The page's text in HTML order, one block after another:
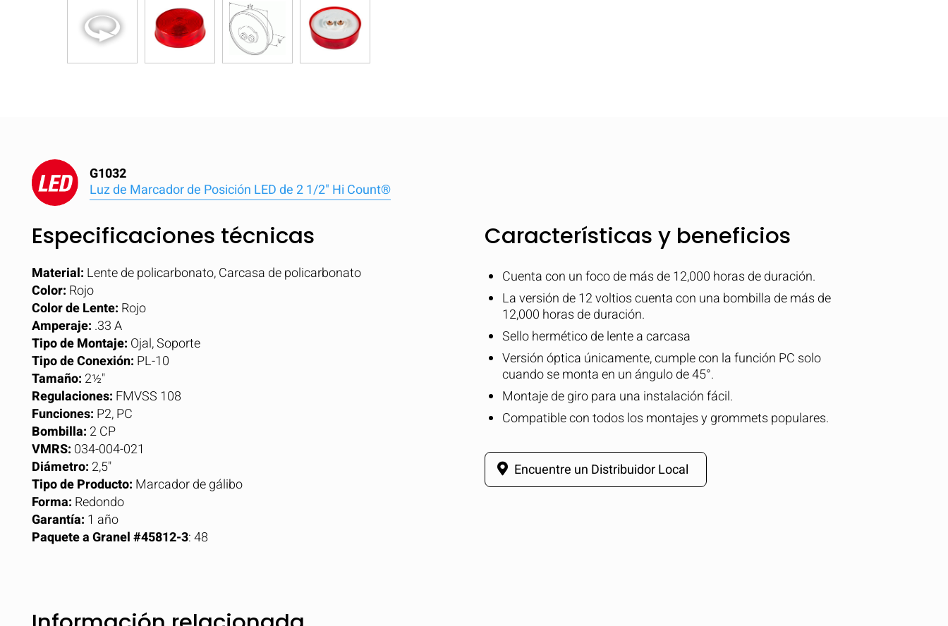
G1032
Luz de Marcador de Posición LED de 2 1/2" Hi Count®
Especificaciones técnicas
Material: Lente de policarbonato, Carcasa de policarbonato
Color: Rojo
Color de Lente: Rojo
Amperaje: .33 A
Tipo de Montaje: Ojal, Soporte
Tipo de Conexión: PL-10
Tamaño: 2½"
Regulaciones: FMVSS 108
Funciones: P2, PC
Bombilla: 2 CP
VMRS: 034-004-021
Diámetro: 2,5"
Tipo de Producto: Marcador de gálibo
Forma: Redondo
Garantía: 1 año
Paquete a Granel #45812-3: 48
Características y beneficios
Cuenta con un foco de más de 12,000 horas de duración.
La versión de 12 voltios cuenta con una bombilla de más de
12,000 horas de duración.
Sello hermético de lente a carcasa
Versión óptica únicamente, cumple con la función PC solo
cuando se monta en un ángulo de 45°.
Montaje de giro para una instalación fácil.
Compatible con todos los montajes y grommets populares.
Encuentre un Distribuidor Local